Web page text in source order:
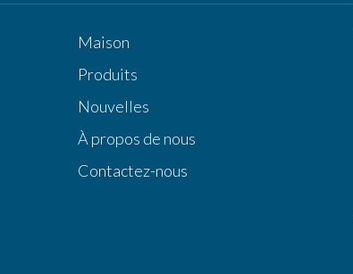
Maison
Produits
Nouvelles
À propos de nous
Contactez-nous